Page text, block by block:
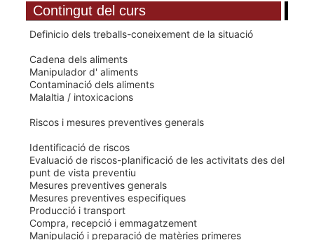
Contingut del curs
Definicio dels treballs-coneixement de la situació
Cadena dels aliments
Manipulador d' aliments
Contaminació dels aliments
Malaltia / intoxicacions
Riscos i mesures preventives generals
Identificació de riscos
Evaluació de riscos-planificació de les activitats des del
punt de vista preventiu
Mesures preventives generals
Mesures preventives especifiques
Producció i transport
Compra, recepció i emmagatzement
Manipulació i preparació de matèries primeres